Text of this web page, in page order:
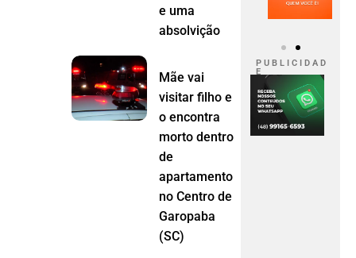
e uma
absolvição
Mãe vai
visitar filho e
o encontra
morto dentro
de
apartamento
no Centro de
Garopaba
(SC)
P U B L I C I D A D
E